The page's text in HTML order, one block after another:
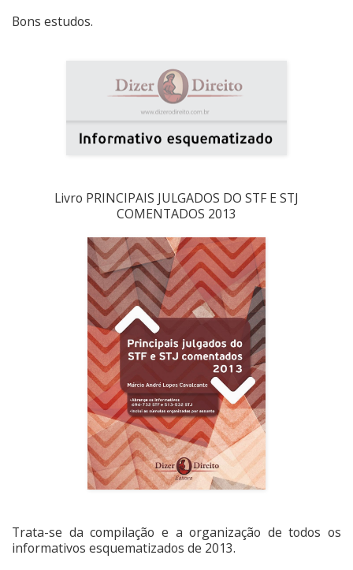
Bons estudos.
Livro PRINCIPAIS JULGADOS DO STF E STJ
COMENTADOS 2013
Trata-se da compilação e a organização de todos os
informativos esquematizados de 2013.